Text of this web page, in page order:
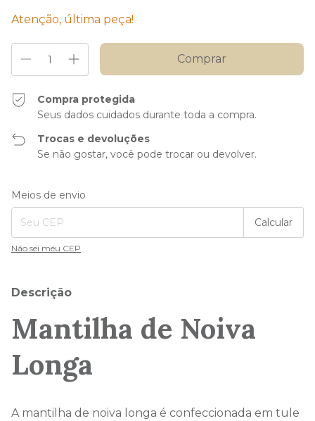
Atenção, última peça!
Compra protegida
Seus dados cuidados durante toda a compra.
Trocas e devoluções
Se não gostar, você pode trocar ou devolver.
Entregas para o CEP:
Meios de envio
Calcular
Não sei meu CEP
Descrição
Mantilha de Noiva
Longa
A mantilha de noiva longa é confeccionada em tule